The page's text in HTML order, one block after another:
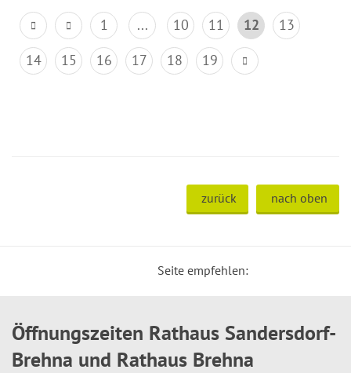
1 ... 10 11 12
13
14
15 16 17 18 19
zurück nach oben
Seite empfehlen:
Öffnungszeiten Rathaus Sandersdorf-
Brehna und Rathaus Brehna